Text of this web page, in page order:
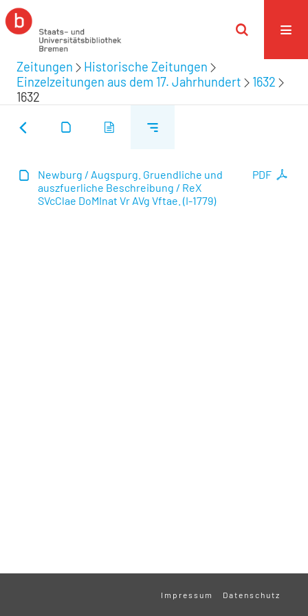
Zeitungen
Historische Zeitungen
Einzelzeitungen aus dem 17. Jahrhundert
1632
1632
PDF
Newburg / Augspurg. Gruendliche und
auszfuerliche Beschreibung / ReX
SVcClae DoMInat Vr AVg Vftae. (I-1779)
Impressum Datenschutz